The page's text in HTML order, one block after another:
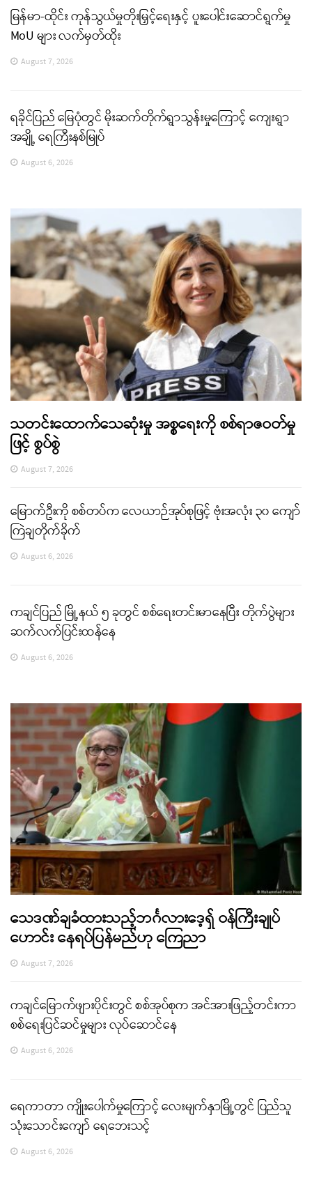
မြန်မာ-ထိုင်း ကုန်သွယ်မှုတိုးမြှင့်ရေးနှင့် ပူးပေါင်းဆောင်ရွက်မှု
MoU များ လက်မှတ်ထိုး
August 7, 2026
ရခိုင်ပြည် မြေပုံတွင် မိုးဆက်တိုက်ရွာသွန်းမှုကြောင့် ကျေးရွာ
အချို့ ရေကြီးနစ်မြုပ်
August 6, 2026
သတင်းထောက်သေဆုံးမှု အစ္စရေးကို စစ်ရာဇဝတ်မှု
ဖြင့် စွပ်စွဲ
August 7, 2026
မြောက်ဦးကို စစ်တပ်က လေယာဉ်အုပ်စုဖြင့် ဗုံးအလုံး ၃၀ ကျော်
ကြဲချတိုက်ခိုက်
August 6, 2026
ကချင်ပြည် မြို့နယ် ၅ ခုတွင် စစ်ရေးတင်းမာနေပြီး တိုက်ပွဲများ
ဆက်လက်ပြင်းထန်နေ
August 6, 2026
သေဒဏ်ချခံထားသည့်ဘင်္ဂလားဒေ့ရှ် ဝန်ကြီးချုပ်
ဟောင်း နေရပ်ပြန်မည်ဟု ကြေညာ
August 7, 2026
ကချင်မြောက်ဖျားပိုင်းတွင် စစ်အုပ်စုက အင်အားဖြည့်တင်းကာ
စစ်ရေးပြင်ဆင်မှုများ လုပ်ဆောင်နေ
August 6, 2026
ရေကာတာ ကျိုးပေါက်မှုကြောင့် လေးမျက်နှာမြို့တွင် ပြည်သူ
သုံးသောင်းကျော် ရေဘေးသင့်
August 6, 2026